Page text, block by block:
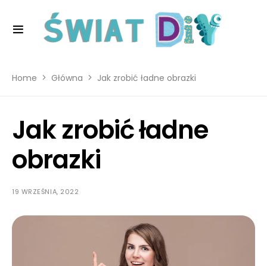
Home Główna Jak zrobić ładne obrazki
Jak zrobić ładne
obrazki
19 WRZEŚNIA, 2022